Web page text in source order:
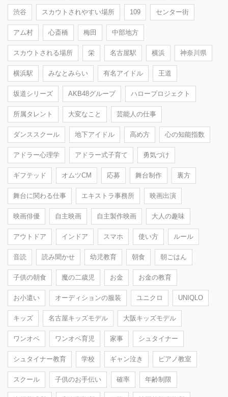
渋谷 スカウトされやすい場所 109 センター街
アム村 心斎橋 梅田 中部地方
スカウトされる場所 栄 名古屋駅 横浜 神奈川県
横浜駅 みなとみらい 有名アイドル 王道
坂道シリーズ AKB48グループ ハロープロジェクト
所属タレント 大変なこと 芸能人の仕事
ダンススクール 地下アイドル 高め方 心の知能指数
アドラー心理学 アドラー式子育て 勇気づけ
ギフテッド オムツCM 応募 舞台制作 裏方
舞台に関わる仕事 エキストラ事務所 映画出演
映画俳優 自主映画 自主製作映画 大人の趣味
アウトドア インドア スマホ 使い方 ルール
音読 読み聞かせ 幼児教育 朝食 朝ごはん
子供の朝食 魔の二歳児 お金 お金の教育
お小遣い オーディションの服装 ユニクロ UNIQLO
キッズ 名古屋キッズモデル 大阪キッズモデル
ワンオペ ワンオペ育児 家事 シュタイナー
シュタイナー教育 学校 ギャン泣き ピアノ教室
スクール 子供のお手伝い 確率 年齢制限